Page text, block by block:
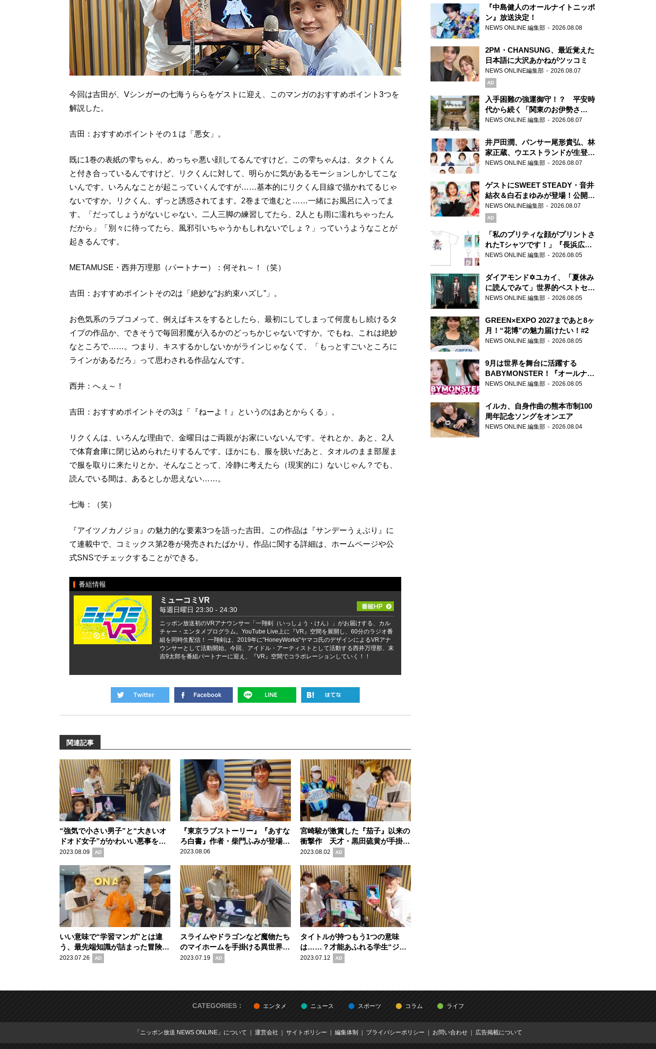
今回は吉田が、Vシンガーの七海うららをゲストに迎え、このマンガのおすすめポイント3つを
解説した。
吉田：おすすめポイントその１は「悪女」。
既に1巻の表紙の雫ちゃん、めっちゃ悪い顔してるんですけど。この雫ちゃんは、タクトくん
と付き合っているんですけど、リクくんに対して、明らかに気があるモーションしかしてこな
いんです。いろんなことが起こっていくんですが……基本的にリクくん目線で描かれてるじゃ
ないですか。リクくん、ずっと誘惑されてます。2巻まで進むと……一緒にお風呂に入ってま
す。「だってしょうがないじゃない。二人三脚の練習してたら、2人とも雨に濡れちゃったん
だから」「別々に待ってたら、風邪引いちゃうかもしれないでしょ？」っていうようなことが
起きるんです。
METAMUSE・西井万理那（パートナー）：何それ～！（笑）
吉田：おすすめポイントその2は「絶妙な“お約束ハズし”」。
お色気系のラブコメって、例えばキスをするとしたら、最初にしてしまって何度もし続けるタ
イプの作品か、できそうで毎回邪魔が入るかのどっちかじゃないですか。でもね、これは絶妙
なところで……。つまり、キスするかしないかがラインじゃなくて、「もっとすごいところに
ラインがあるだろ」って思わされる作品なんです。
西井：へぇ～！
吉田：おすすめポイントその3は「『ねーよ！』というのはあとからくる」。
リクくんは、いろんな理由で、金曜日はご両親がお家にいないんです。それとか、あと、2人
で体育倉庫に閉じ込められたりするんです。ほかにも、服を脱いだあと、タオルのまま部屋ま
で服を取りに来たりとか。そんなことって、冷静に考えたら（現実的に）ないじゃん？でも、
読んでいる間は、あるとしか思えない……。
七海：（笑）
『アイツノカノジョ』の魅力的な要素3つを語った吉田。この作品は『サンデーうぇぶり』に
て連載中で、コミックス第2巻が発売されたばかり。作品に関する詳細は、ホームページや公
式SNSでチェックすることができる。
番組情報
ミューコミVR
毎週日曜日 23:30 - 24:30
ニッポン放送初のVRアナウンサー「一翔剣（いっしょう・けん）」がお届けする、カル
チャー・エンタメプログラム。YouTube Live上に『VR』空間を展開し、60分のラジオ番
組を同時生配信！ 一翔剣は、2019年に"HoneyWorks"ヤマコ氏のデザインによるVRアナ
ウンサーとして活動開始。今回、アイドル・アーティストとして活動する西井万理那、末
吉9太郎を番組パートナーに迎え、『VR』空間でコラボレーションしていく！！
関連記事
“強気で小さい男子”と“大きいオ
ドオド女子”がかわいい悪事を繰
り広げる、小さな反逆恋愛劇『君
2023.08.09 AD
『東京ラブストーリー』『あすな
ろ白書』作者・柴門ふみが登場！
マンガに特化したPodcast番組
2023.08.06
宮崎駿が激賞した『茄子』以来の
衝撃作 天才・黒田硫黄が手掛け
る驚愕の自転車マンガ『ころぶと
2023.08.02 AD
いい意味で“学習マンガ”とは違
う、最先端知識が詰まった冒険活
劇『へんなものみっけ！』の魅力
2023.07.26 AD
スライムやドラゴンなど魔物たち
のマイホームを手掛ける異世界建
築物語 展開が絶対読めない“超
2023.07.19 AD
タイトルが持つもう1つの意味
は……？才能あふれる学生“ジャ
ン君”の正体が気になるマンガ作
2023.07.12 AD
『中島健人のオールナイトニッポ
ン』放送決定！
NEWS ONLINE 編集部 2026.08.08
2PM・CHANSUNG、最近覚えた
日本語に大沢あかねがツッコミ
NEWS ONLINE編集部 2026.08.07
AD
入手困難の強運御守！？ 平安時
代から続く「関東のお伊勢さ
ま」、芝大神宮にてランパンプス
NEWS ONLINE 編集部 2026.08.07
井戸田潤、パンサー尾形貴弘、林
家正蔵、ウエストランドが生登
場！『ラジオビバリー昼ズ』
NEWS ONLINE 編集部 2026.08.07
ゲストにSWEET STEADY・音井
結衣＆白石まゆみが登場！公開収
録で素顔全開！
NEWS ONLINE編集部 2026.08.07
AD
「私のプリティな顔がプリントさ
れたTシャツです！」『長浜広奈
天下無双』初の番組グッズ発売
NEWS ONLINE 編集部 2026.08.05
ダイアモンド✡ユカイ、「夏休み
に読んでみて」世界的ベストセラ
ー『アナスタシア』を紹介
NEWS ONLINE 編集部 2026.08.05
GREEN×EXPO 2027まであと8ヶ
月！“花博”の魅力届けたい！#2
NEWS ONLINE 編集部 2026.08.05
9月は世界を舞台に活躍する
BABYMONSTER！『オールナイ
トニッポンPODCAST』月替わり
NEWS ONLINE 編集部 2026.08.05
イルカ、自身作曲の熊本市制100
周年記念ソングをオンエア
NEWS ONLINE 編集部 2026.08.04
CATEGORIES： エンタメ ニュース スポーツ コラム ライフ
「ニッポン放送 NEWS ONLINE」について 運営会社 サイトポリシー 編集体制 プライバシーポリシー お問い合わせ 広告掲載について